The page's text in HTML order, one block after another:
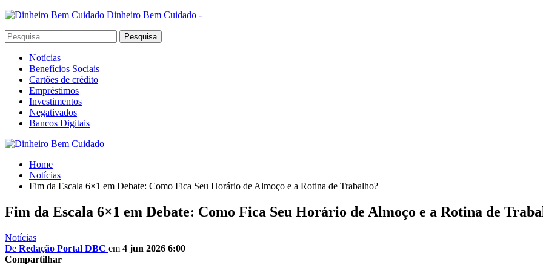
Dinheiro Bem Cuidado -
Notícias
Benefícios Sociais
Cartões de crédito
Empréstimos
Investimentos
Negativados
Bancos Digitais
Home
Notícias
Fim da Escala 6×1 em Debate: Como Fica Seu Horário de Almoço e a Rotina de Trabalho?
Fim da Escala 6×1 em Debate: Como Fica Seu Horário de Almoço e a Rotina de
Notícias
De Redação Portal DBC em 4 jun 2026 6:00
Compartilhar